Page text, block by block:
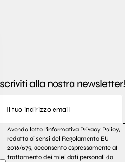
alla nostra newsletter!
Avendo letto l'informativa Privacy Policy,
redatta ai sensi del Regolamento EU
2016/679, acconsento espressamente al
trattamento dei miei dati personali da